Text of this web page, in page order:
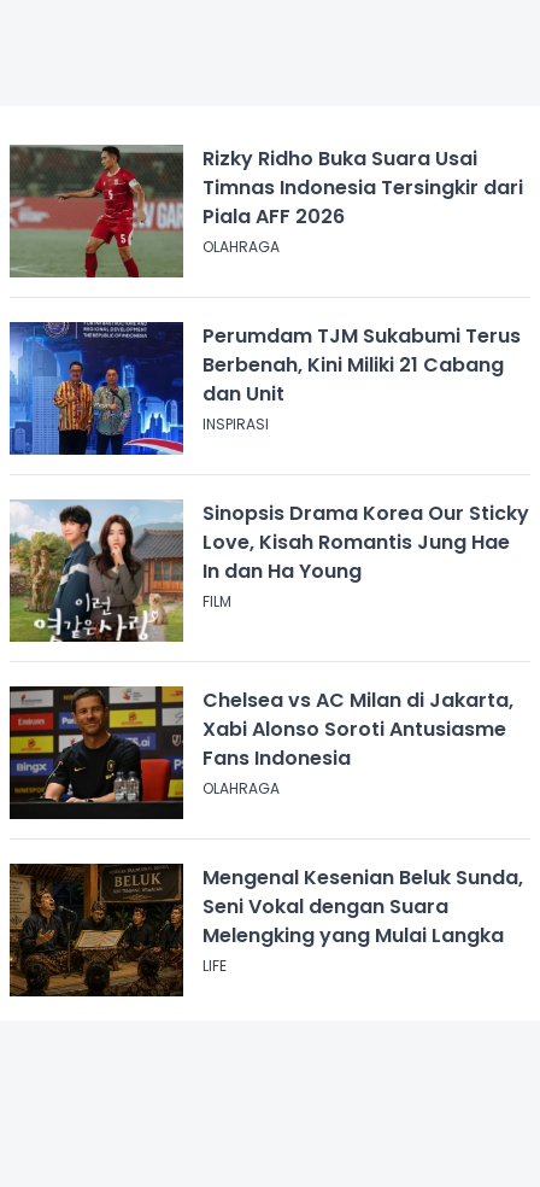
Rizky Ridho Buka Suara Usai
Timnas Indonesia Tersingkir dari
Piala AFF 2026
OLAHRAGA
Perumdam TJM Sukabumi Terus
Berbenah, Kini Miliki 21 Cabang
dan Unit
INSPIRASI
Sinopsis Drama Korea Our Sticky
Love, Kisah Romantis Jung Hae
In dan Ha Young
FILM
Chelsea vs AC Milan di Jakarta,
Xabi Alonso Soroti Antusiasme
Fans Indonesia
OLAHRAGA
Mengenal Kesenian Beluk Sunda,
Seni Vokal dengan Suara
Melengking yang Mulai Langka
LIFE